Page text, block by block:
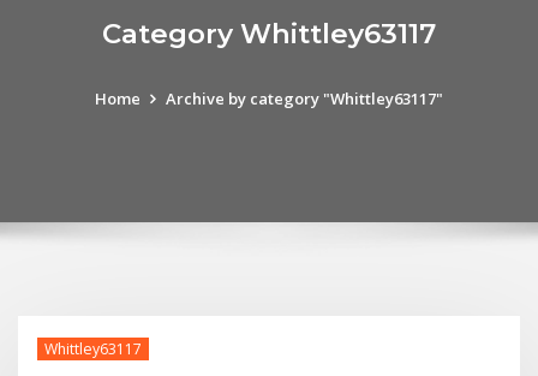
Category Whittley63117
Home Archive by category "Whittley63117"
Whittley63117